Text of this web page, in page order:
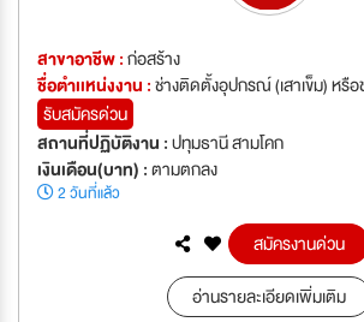
สาขาอาชีพ :ก่อสร้าง
ชื่อตำเเหน่งงาน :ช่างติดตั้งอุปกรณ์ (เสาเข็ม) หรื
รับสมัครด่วน
สถานที่ปฏิบัติงาน :ปทุมธานี สามโคก
เงินเดือน(บาท) :ตามตกลง
2 วันที่แล้ว
สมัครงานด่วน
อ่านรายละเอียดเพิ่มเติม